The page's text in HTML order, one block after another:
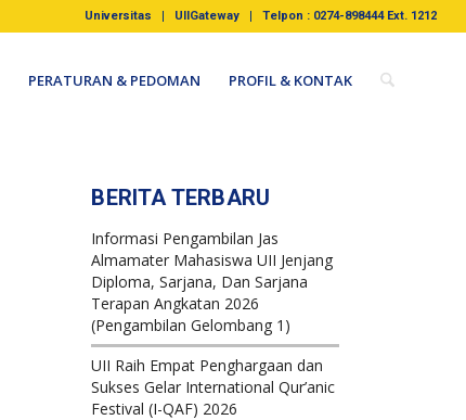
Universitas UIIGateway Telpon : 0274-898444 Ext. 1212
PERATURAN & PEDOMAN PROFIL & KONTAK
BERITA TERBARU
Informasi Pengambilan Jas
Almamater Mahasiswa UII Jenjang
Diploma, Sarjana, Dan Sarjana
Terapan Angkatan 2026
(Pengambilan Gelombang 1)
UII Raih Empat Penghargaan dan
Sukses Gelar International Qur’anic
Festival (I-QAF) 2026